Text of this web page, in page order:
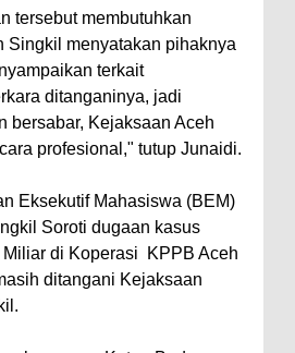
tersebut membutuhkan
Singkil menyatakan pihaknya
terkait
ditanganinya, jadi
bersabar, Kejaksaan Aceh
profesional," tutup Junaidi.
Eksekutif Mahasiswa (BEM)
Soroti dugaan kasus
di Koperasi KPPB Aceh
ditangani Kejaksaan